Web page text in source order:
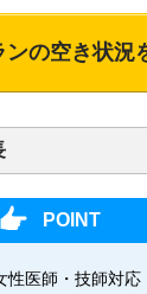
の空き状況
POINT
性医師・技師対応